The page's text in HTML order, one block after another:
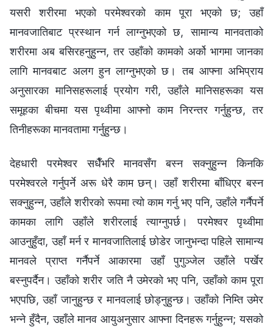
यसरी शरीरमा भएको परमेश्‍वरको काम पूरा भएको छ; उहाँ
मानवजातिबाट प्रस्थान गर्न लाग्नुभएको छ, सामान्य मानवताको
शरीरमा अब बसिरहनुहुन्न, तर उहाँको कामको अर्को भागमा जानका
लागि मानवबाट अलग हुन लाग्नुभएको छ। तब आफ्ना अभिप्राय
अनुसारका मानिसहरूलाई प्रयोग गरी, उहाँले मानिसहरूका यस
समूहका बीचमा यस पृथ्वीमा आफ्नो काम निरन्तर गर्नुहुन्छ, तर
तिनीहरूका मानवतामा गर्नुहुन्छ।
देहधारी परमेश्‍वर सधैँभरि मानवसँग बस्न सक्नुहुन्न किनकि
परमेश्‍वरले गर्नुपर्ने अरू धेरै काम छन्। उहाँ शरीरमा बाँधिएर बस्न
सक्नुहुन्न, उहाँले शरीरको रूपमा त्यो काम गर्नु भए पनि, उहाँले गर्नैपर्ने
कामका लागि उहाँले शरीरलाई त्याग्नुपर्छ। परमेश्‍वर पृथ्वीमा
आउनुहुँदा, उहाँ मर्न र मानवजातिलाई छोडेर जानुभन्दा पहिले सामान्य
मानवले प्राप्त गर्नैपर्ने आकारमा उहाँ पुगुञ्जेल उहाँले पर्खेर
बस्नुपर्दैन। उहाँको शरीर जति नै उमेरको भए पनि, उहाँको काम पूरा
भएपछि, उहाँ जानुहुन्छ र मानवलाई छोड्नुहुन्छ। उहाँको निम्ति उमेर
भन्‍ने हुँदैन, उहाँले मानव आयुअनुसार आफ्ना दिनहरू गर्नुहुन्न; यसको